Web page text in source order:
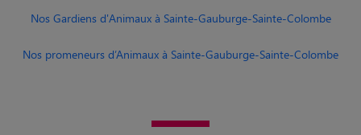
Nos Gardiens d'Animaux à Sainte-Gauburge-Sainte-Colombe
Nos promeneurs d’Animaux à Sainte-Gauburge-Sainte-Colombe